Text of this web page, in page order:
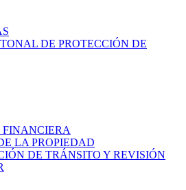
DE PROTECCIÓN DE
LA PROPIEDAD
DE TRÁNSITO Y REVISIÓN